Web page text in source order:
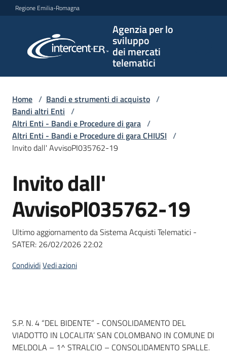
Vai al contenuto
Vai alla navigazione
Vai al footer
Regione Emilia-Romagna
Agenzia per lo
sviluppo
dei mercati
telematici
per lo
sviluppo
telematici
L'Agenzia
Bandi
strumenti
acquisto
telematiche
Home / Bandi e strumenti di acquisto /
Bandi altri Enti /
Altri Enti - Bandi e Procedure di gara /
Altri Enti - Bandi e Procedure di gara CHIUSI /
Invito dall' AvvisoPI035762-19
Salta al contenuto
Invito dall'
AvvisoPI035762-19
Ultimo aggiornamento da Sistema Acquisti Telematici -
SATER: 26/02/2026 22:02
CondividiVedi azioni
Dati del bando
S.P. N. 4 “DEL BIDENTE” - CONSOLIDAMENTO DEL
VIADOTTO IN LOCALITA’ SAN COLOMBANO IN COMUNE DI
MELDOLA – 1^ STRALCIO – CONSOLIDAMENTO SPALLE.